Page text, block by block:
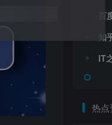
知
IT
热点